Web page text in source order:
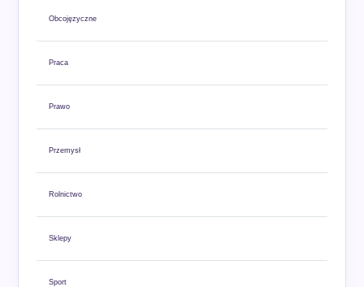
Obcojęzyczne
Praca
Prawo
Przemysł
Rolnictwo
Sklepy
Sport